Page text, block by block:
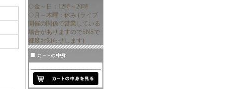
◇金～日：12時～20時
◇月～木曜：休み (ライブ
開催の関係で営業している
場合がありますのでSNSで
都度お知らせします)